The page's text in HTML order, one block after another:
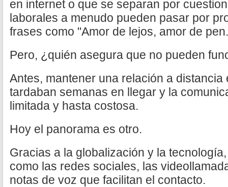
en internet o que se separan por
laborales a menudo pueden pasar por
frases como "Amor de lejos, amor de
Pero, ¿quién asegura que no pueden
Antes, mantener una relación a
tardaban semanas en llegar y la
limitada y hasta costosa.
Hoy el panorama es otro.
Gracias a la globalización y la
como las redes sociales, las
notas de voz que facilitan el contacto.